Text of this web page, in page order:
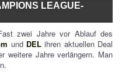
LEAGUE-
zwei Jahre vor Ablauf des
und DELihren aktuellen Deal
weitere Jahre verlängern. Man